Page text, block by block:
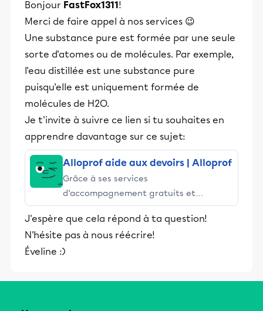
Bonjour FastFox1311!
Merci de faire appel à nos services 😉
Une substance pure est formée par une seule
sorte d'atomes ou de molécules. Par exemple,
l'eau distillée est une substance pure
puisqu'elle est uniquement formée de
molécules de H2O.
Je t'invite à suivre ce lien si tu souhaites en
apprendre davantage sur ce sujet:
Alloprof aide aux devoirs | Alloprof
Grâce à ses services
d’accompagnement gratuits et
stimulants, Alloprof engage les élèves
et leurs parents dans la réussite
éducative.
J'espère que cela répond à ta question!
N'hésite pas à nous réécrire!
Éveline :)